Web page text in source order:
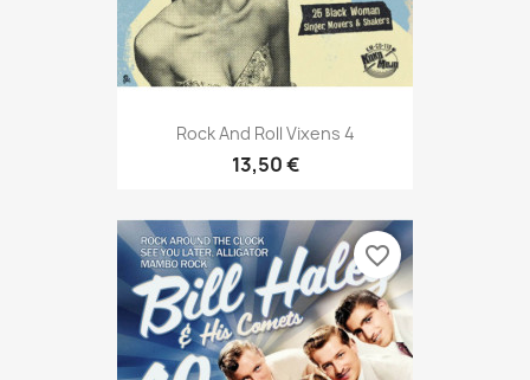
Rock And Roll Vixens 4
13,50 €
favorite_border